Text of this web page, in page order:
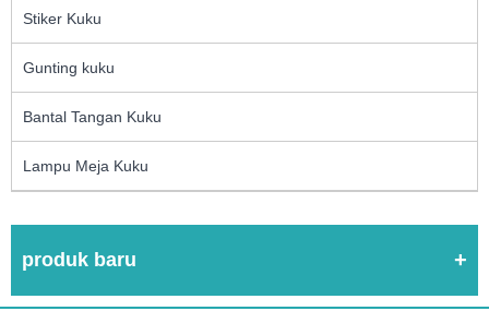
Stiker Kuku
Gunting kuku
Bantal Tangan Kuku
Lampu Meja Kuku
produk baru